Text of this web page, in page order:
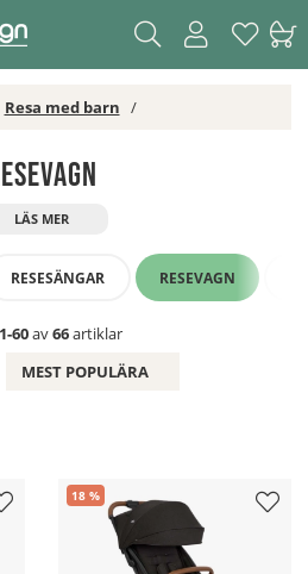
Resa med barn
RESESÄNGAR RESEVAGN
1-60av66artiklar
MEST POPULÄRA
18